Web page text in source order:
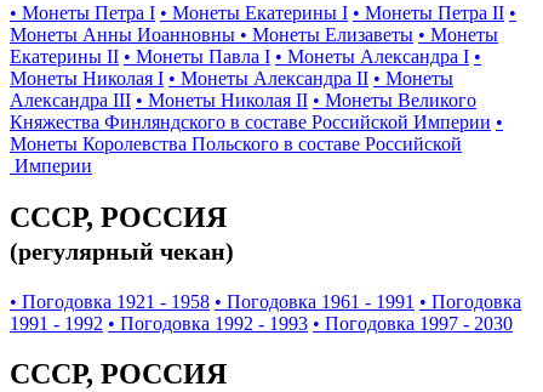
• Монеты Петра I • Монеты Екатерины I • Монеты Петра II •
Монеты Анны Иоанновны • Монеты Елизаветы • Монеты
Екатерины II • Монеты Павла I • Монеты Александра I •
Монеты Николая I • Монеты Александра II • Монеты
Александра III • Монеты Николая II • Монеты Великого
Княжества Финляндского в составе Российской Империи •
Монеты Королевства Польского в составе Российской
Империи
СССР, РОССИЯ
(регулярный чекан)
• Погодовка 1921 - 1958 • Погодовка 1961 - 1991 • Погодовка
1991 - 1992 • Погодовка 1992 - 1993 • Погодовка 1997 - 2030
СССР, РОССИЯ